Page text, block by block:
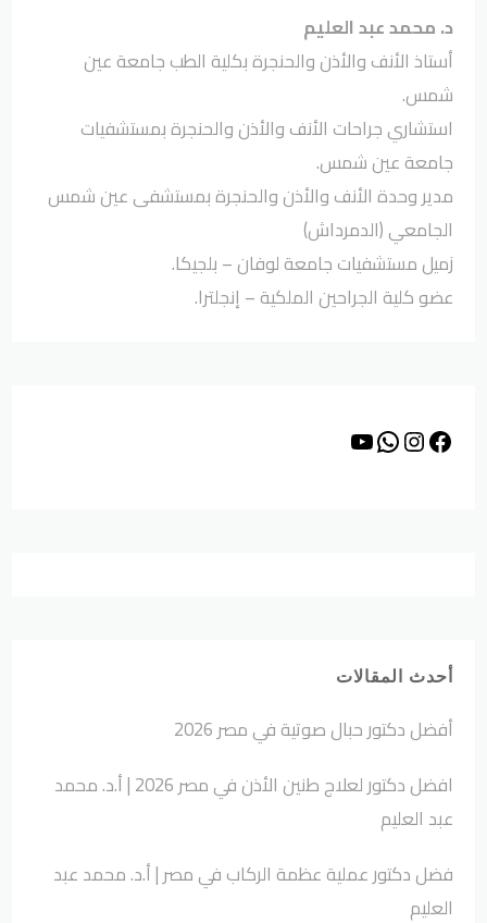
د. محمد عبد العليم
أستاذ الأنف والأذن والحنجرة بكلية الطب جامعة عين
شمس.
استشاري جراحات الأنف والأذن والحنجرة بمستشفيات
جامعة عين شمس.
مدير وحدة الأنف والأذن والحنجرة بمستشفى عين شمس
الجامعي (الدمرداش)
زميل مستشفيات جامعة لوفان – بلجيكا.
عضو كلية الجراحين الملكية – إنجلترا.
أحدث المقالات
أفضل دكتور حبال صوتية في مصر 2026
افضل دكتور لعلاج طنين الأذن في مصر 2026 | أ.د. محمد
عبد العليم
فضل دكتور عملية عظمة الركاب في مصر | أ.د. محمد عبد
العليم